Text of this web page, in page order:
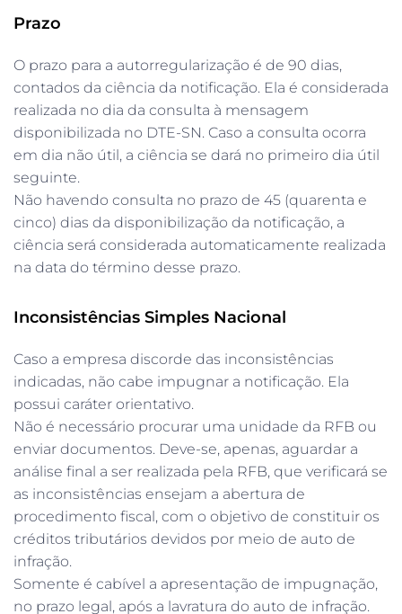
Prazo
O prazo para a autorregularização é de 90 dias,
contados da ciência da notificação. Ela é considerada
realizada no dia da consulta à mensagem
disponibilizada no DTE-SN. Caso a consulta ocorra
em dia não útil, a ciência se dará no primeiro dia útil
seguinte.
Não havendo consulta no prazo de 45 (quarenta e
cinco) dias da disponibilização da notificação, a
ciência será considerada automaticamente realizada
na data do término desse prazo.
Inconsistências Simples Nacional
Caso a empresa discorde das inconsistências
indicadas, não cabe impugnar a notificação. Ela
possui caráter orientativo.
Não é necessário procurar uma unidade da RFB ou
enviar documentos. Deve-se, apenas, aguardar a
análise final a ser realizada pela RFB, que verificará se
as inconsistências ensejam a abertura de
procedimento fiscal, com o objetivo de constituir os
créditos tributários devidos por meio de auto de
infração.
Somente é cabível a apresentação de impugnação,
no prazo legal, após a lavratura do auto de infração.